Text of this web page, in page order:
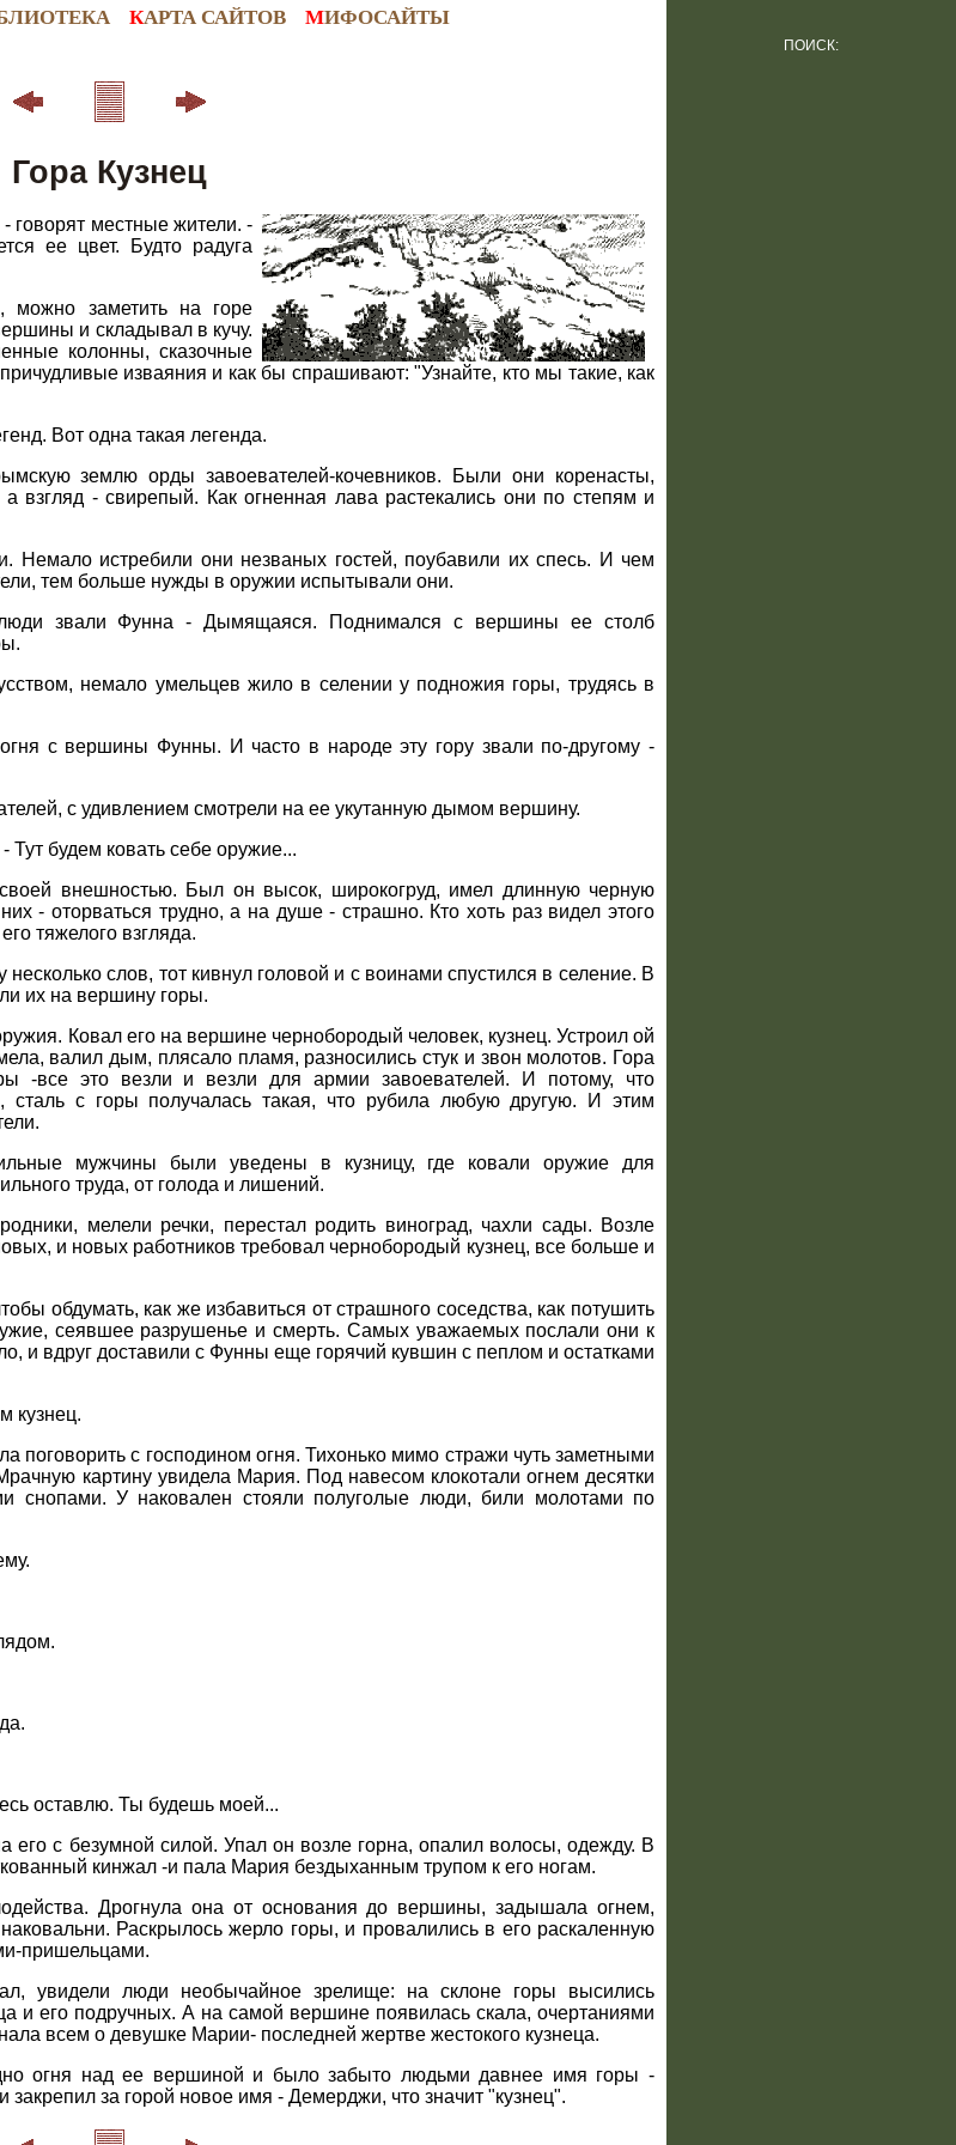
КАРТА САЙТОВ МИФОСАЙТЫ
Гора Кузнец
говорят местные жители. -
ее цвет. Будто радуга
можно заметить на горе
и складывал в кучу.
колонны, сказочные
изваяния и как бы спрашивают: "Узнайте, кто мы такие, как
Вот одна такая легенда.
землю орды завоевателей-кочевников. Были они коренасты,
взгляд - свирепый. Как огненная лава растекались они по степям и
Немало истребили они незваных гостей, поубавили их спесь. И чем
тем больше нужды в оружии испытывали они.
звали Фунна - Дымящаяся. Поднимался с вершины ее столб
немало умельцев жило в селении у подножия горы, трудясь в
с вершины Фунны. И часто в народе эту гору звали по-другому -
с удивлением смотрели на ее укутанную дымом вершину.
Тут будем ковать себе оружие...
внешностью. Был он высок, широкогруд, имел длинную черную
- оторваться трудно, а на душе - страшно. Кто хоть раз видел этого
тяжелого взгляда.
слов, тот кивнул головой и с воинами спустился в селение. В
их на вершину горы.
Ковал его на вершине чернобородый человек, кузнец. Устроил ой
валил дым, плясало пламя, разносились стук и звон молотов. Гора
-все это везли и везли для армии завоевателей. И потому, что
сталь с горы получалась такая, что рубила любую другую. И этим
мужчины были уведены в кузницу, где ковали оружие для
труда, от голода и лишений.
мелели речки, перестал родить виноград, чахли сады. Возле
и новых работников требовал чернобородый кузнец, все больше и
обдумать, как же избавиться от страшного соседства, как потушить
сеявшее разрушенье и смерть. Самых уважаемых послали они к
и вдруг доставили с Фунны еще горячий кувшин с пеплом и остатками
кузнец.
поговорить с господином огня. Тихонько мимо стражи чуть заметными
картину увидела Мария. Под навесом клокотали огнем десятки
снопами. У наковален стояли полуголые люди, били молотами по
оставлю. Ты будешь моей...
его с безумной силой. Упал он возле горна, опалил волосы, одежду. В
кинжал -и пала Мария бездыханным трупом к его ногам.
Дрогнула она от основания до вершины, задышала огнем,
Раскрылось жерло горы, и провалились в его раскаленную
пришельцами.
увидели люди необычайное зрелище: на склоне горы высились
и его подручных. А на самой вершине появилась скала, очертаниями
всем о девушке Марии- последней жертве жестокого кузнеца.
огня над ее вершиной и было забыто людьми давнее имя горы -
за горой новое имя - Демерджи, что значит "кузнец".
ПОИСК: